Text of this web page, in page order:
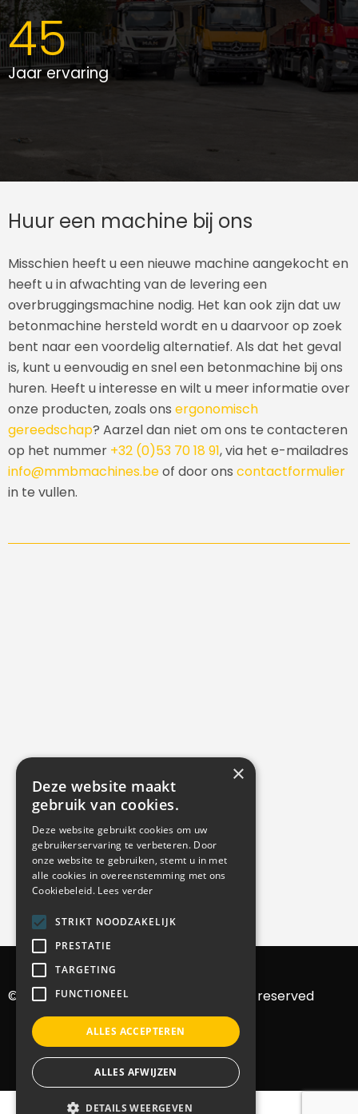
45
Jaar ervaring
Huur een machine bij ons
Misschien heeft u een nieuwe machine aangekocht en
heeft u in afwachting van de levering een
overbruggingsmachine nodig. Het kan ook zijn dat uw
betonmachine hersteld wordt en u daarvoor op zoek
bent naar een voordelig alternatief. Als dat het geval
is, kunt u eenvoudig en snel een betonmachine bij ons
huren. Heeft u interesse en wilt u meer informatie over
onze producten, zoals ons ergonomisch
gereedschap? Aarzel dan niet om ons te contacteren
op het nummer +32 (0)53 70 18 91, via het e-mailadres
info@mmbmachines.beof door ons contactformulier
in te vullen.
© 2025 Bvba MMB machines – All rights reserved
Nederlands
×
Deze website maakt
gebruik van cookies.
Deze website gebruikt cookies om uw
gebruikerservaring te verbeteren. Door
onze website te gebruiken, stemt u in met
alle cookies in overeenstemming met ons
Cookiebeleid. Lees verder
STRIKT NOODZAKELIJK
PRESTATIE
TARGETING
FUNCTIONEEL
ALLES ACCEPTEREN
ALLES AFWIJZEN
DETAILS WEERGEVEN